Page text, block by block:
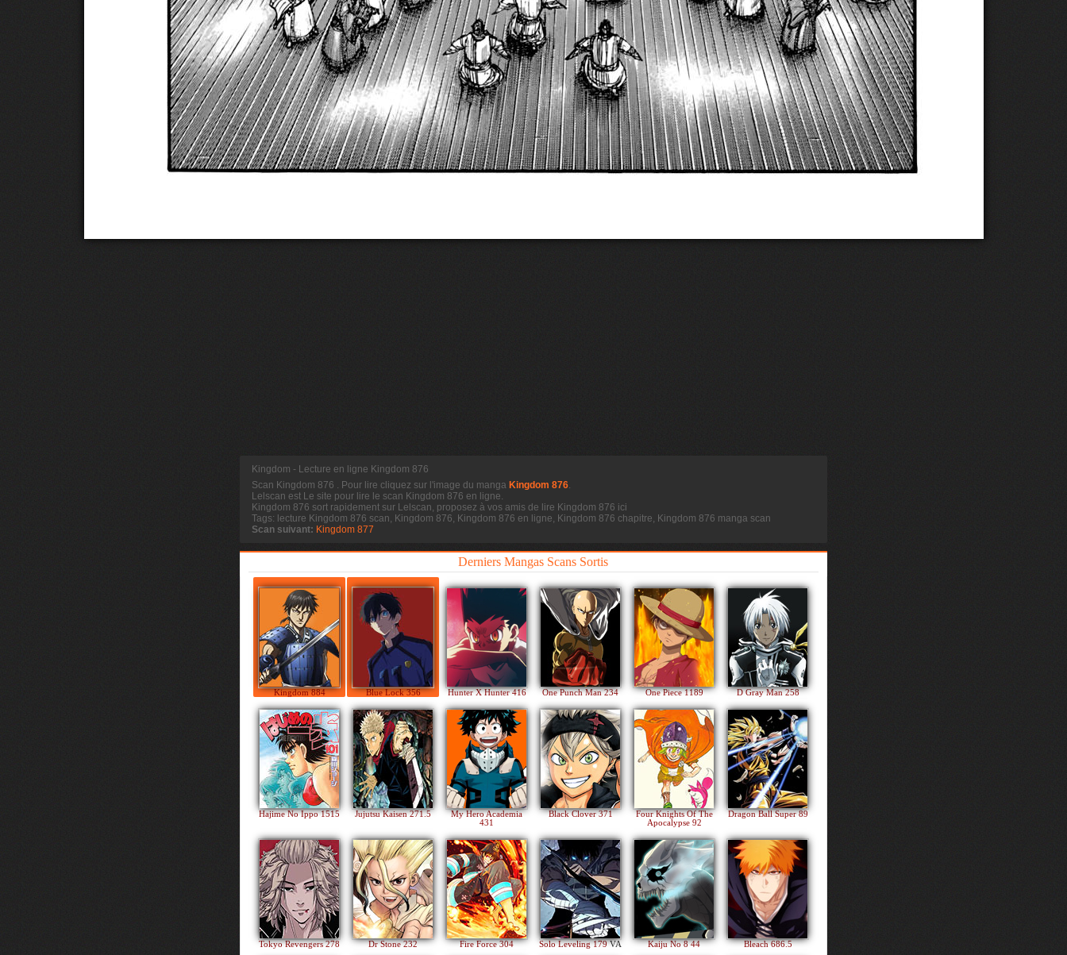
Kingdom - Lecture en ligne Kingdom 876
Scan Kingdom 876 . Pour lire cliquez sur l'image du manga Kingdom 876.
Lelscan est Le site pour lire le scan Kingdom 876 en ligne.
Kingdom 876 sort rapidement sur Lelscan, proposez à vos amis de lire Kingdom 876 ici
Tags: lecture Kingdom 876 scan, Kingdom 876, Kingdom 876 en ligne, Kingdom 876 chapitre, Kingdom 876 manga scan
Scan suivant: Kingdom 877
Derniers Mangas Scans Sortis
Kingdom 884 Blue Lock 356 Hunter X Hunter 416 One Punch Man 234 One Piece 1189 D Gray Man 258
Hajime No Ippo 1515 Jujutsu Kaisen 271.5
My Hero Academia
431
Black Clover 371
Four Knights Of The
Apocalypse 92
Dragon Ball Super 89
Tokyo Revengers 278 Dr Stone 232 Fire Force 304 Solo Leveling 179VA Kaiju No 8 44 Bleach 686.5